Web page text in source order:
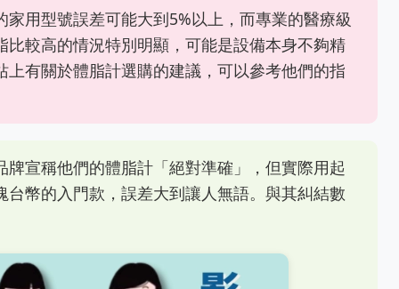
用型號誤差可能大到5%以上，而專業的醫療級
較高的情況特別明顯，可能是設備本身不夠精
有關於體脂計選購的建議，可以參考他們的指
宣稱他們的體脂計「絕對準確」，但實際用起
幣的入門款，誤差大到讓人無語。與其糾結數